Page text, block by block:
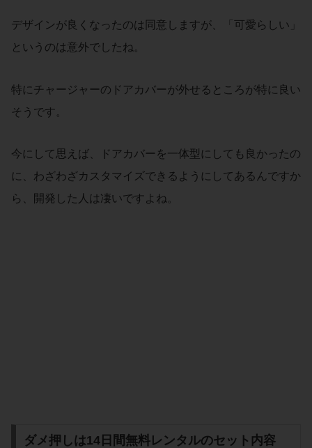
デザインが良くなったのは同意しますが、「可愛らしい」
というのは意外でしたね。
特にチャージャーのドアカバーが外せるところが特に良い
そうです。
今にして思えば、ドアカバーを一体型にしても良かったの
に、わざわざカスタマイズできるようにしてあるんですか
ら、開発した人は凄いですよね。
ダメ押しは14日間無料レンタルのセット内容